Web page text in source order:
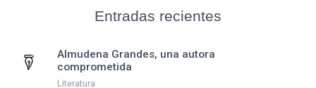
Entradas recientes
Almudena Grandes, una autora
comprometida
Literatura